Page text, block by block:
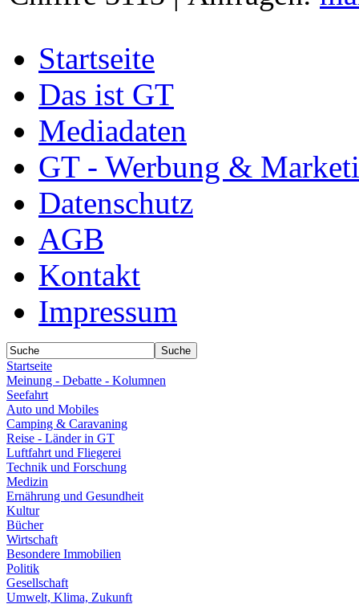
Startseite
Das ist GT
Mediadaten
GT - Werbung &
Datenschutz
AGB
Kontakt
Impressum
Startseite
Meinung - Debatte - Kolumnen
Seefahrt
Auto und Mobiles
Camping & Caravaning
Reise - Länder in GT
Luftfahrt und Fliegerei
Technik und Forschung
Medizin
Ernährung und Gesundheit
Kultur
Bücher
Wirtschaft
Besondere Immobilien
Politik
Gesellschaft
Umwelt, Klima, Zukunft